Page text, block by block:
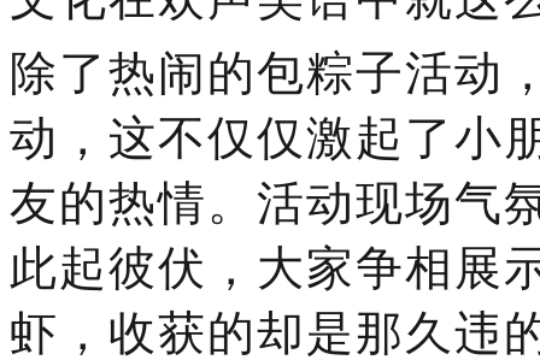
除了热闹的包粽子活动
动，这不仅仅激起了小
友的热情。活动现场气
此起彼伏，大家争相展
虾，收获的却是那久违